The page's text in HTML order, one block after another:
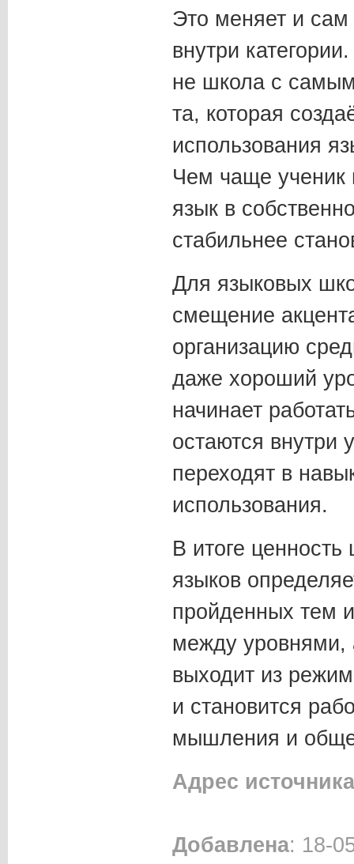
Это меняет и сам
внутри
не школа с
та, которая
использования
Чем чаще ученик
язык в
стабильнее
Для языковых
смещение
организацию
даже хороший
начинает
остаются внутри
переходят в
использования.
В итоге
языков
пройденных тем
между уровнями,
выходит из
и становится
мышления и
Адрес источника
Добавлена: 18-